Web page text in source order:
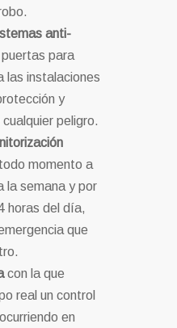
anti-
para
las instalaciones
y
peligro.
momento a
la semana y por
horas del día,
que
con la que
real un control
en